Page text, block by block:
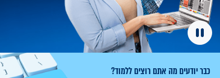
מה אתם רוצים ללמוד?